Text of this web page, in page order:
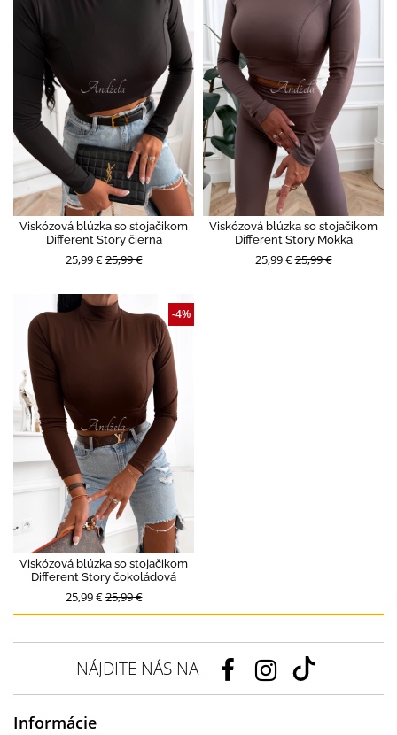
Viskózová blúzka so stojačikom
Different Story čierna
25,99 €25,99 €
Viskózová blúzka so stojačikom
Different Story Mokka
25,99 €25,99 €
Viskózová blúzka so stojačikom
Different Story čokoládová
25,99 €25,99 €
-4%
NÁJDITE NÁS NA
Informácie